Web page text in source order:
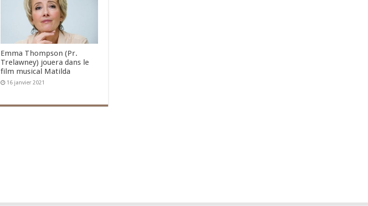
Emma Thompson (Pr.
Trelawney) jouera dans le
film musical Matilda
16 janvier 2021